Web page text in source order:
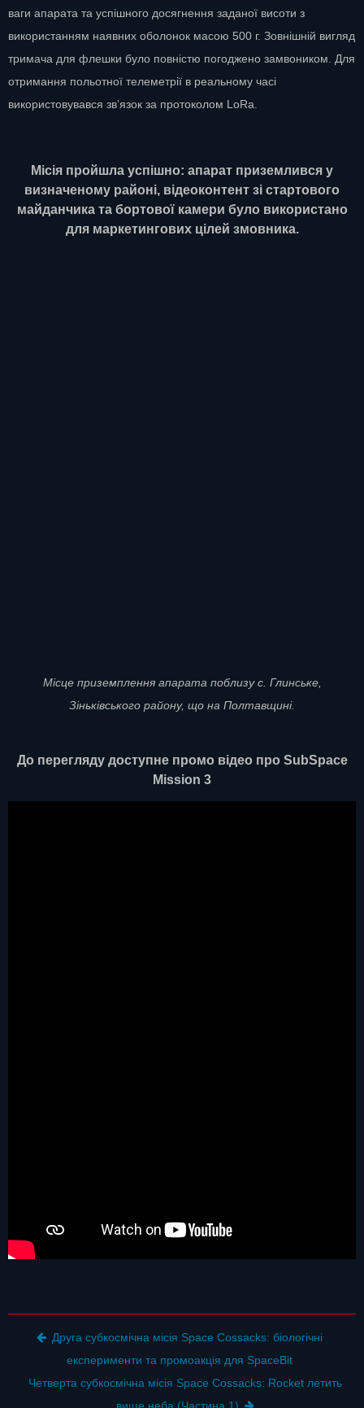
ваги апарата та успішного досягнення заданої висоти з
використанням наявних оболонок масою 500 г. Зовнішній вигляд
тримача для флешки було повністю погоджено замвоником. Для
отримання польотної телеметрії в реальному часі
використовувався зв’язок за протоколом LoRa.
Місія пройшла успішно: апарат приземлився у
визначеному районі, відеоконтент зі стартового
майданчика та бортової камери було використано
для маркетингових цілей змовника.
Місце приземплення апарата поблизу с. Глинське,
Зіньківського району, що на Полтавщині.
До перегляду доступне промо відео про SubSpace
Mission 3
Post navigation
Друга субкосмічна місія Space Cossacks: біологічні
експерименти та промоакція для SpaceBit
Четверта субкосмічна місія Space Cossacks: Rocket летить